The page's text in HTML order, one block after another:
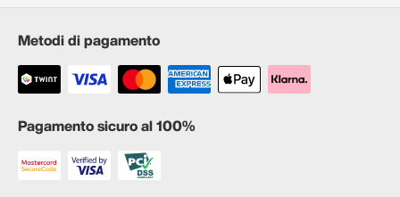
Metodi di pagamento
Pagamento sicuro al 100%